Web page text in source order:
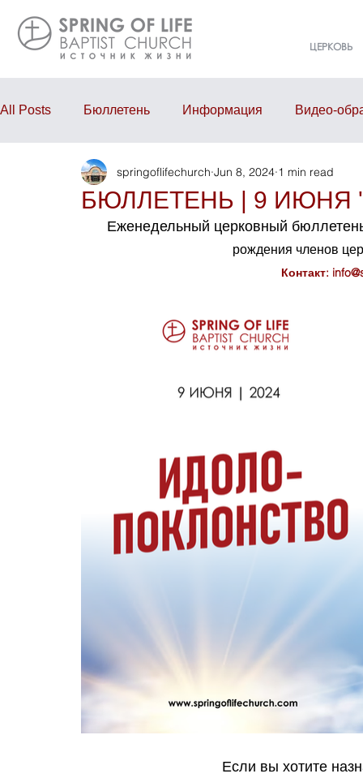
ЦЕРКОВЬ
All Posts Бюллетень Информация Видео-
Проповедь Годовой отчёт События
БЮЛЛЕТЕНЬ | 9 ИЮНЯ
springoflifechurch Jun 8, 2024 1 min read
Еженедельный церковный
рождения членов
Контакт:
Если вы хотите